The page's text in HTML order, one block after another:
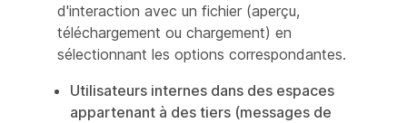
d'interaction avec un fichier (aperçu,
téléchargement ou chargement) en
sélectionnant les options correspondantes.
Utilisateurs internes dans des espaces
appartenant à des tiers (messages de